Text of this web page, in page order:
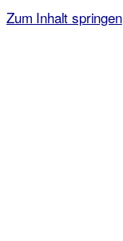
Zum Inhalt springen